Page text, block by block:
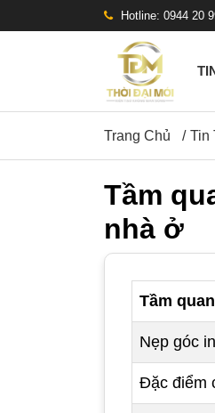
Hotline: 0944 20
Trang Chủ Tin
Tầm
nhà ở
Tầm
Nẹp góc
Đặc điểm